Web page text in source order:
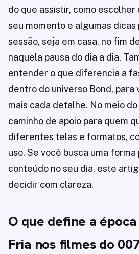
do que assistir, como
seu momento e algumas dicas
sessão, seja em casa, no fim
naquela pausa do dia a dia.
entender o que diferencia a
dentro do universo Bond, para
mais cada detalhe. No meio
caminho de apoio para quem
diferentes telas e formatos,
uso. Se você busca uma
conteúdo no seu dia, este
decidir com clareza.
O que define a
Fria nos filmes do